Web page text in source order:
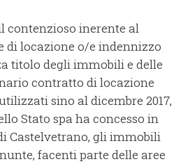
contenzioso inerente al
di locazione o/e indennizzo
titolo degli immobili e delle
contratto di locazione
sino al dicembre 2017,
Stato spa ha concesso in
Castelvetrano, gli immobili
facenti parte delle aree